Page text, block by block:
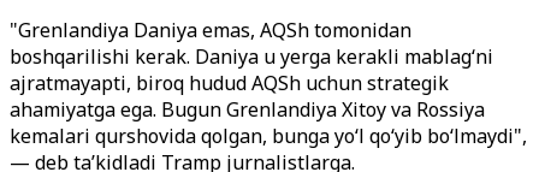
"Grenlandiya Daniya emas, AQSh tomonidan
boshqarilishi kerak. Daniya u yerga kerakli mablag‘ni
ajratmayapti, biroq hudud AQSh uchun strategik
ahamiyatga ega. Bugun Grenlandiya Xitoy va Rossiya
kemalari qurshovida qolgan, bunga yo‘l qo‘yib bo‘lmaydi",
— deb ta’kidladi Tramp jurnalistlarga.